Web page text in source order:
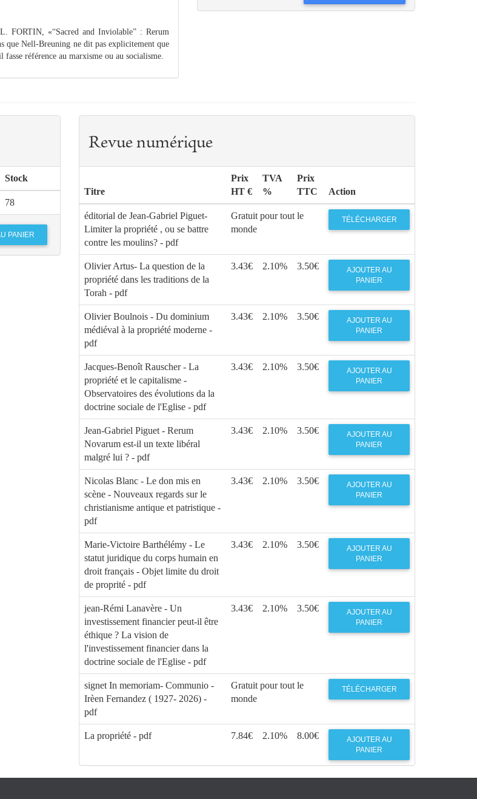
FORTIN, «“Sacred and Inviolable” : Rerum
que Nell-Breuning ne dit pas explicitement que
référence au marxisme ou au socialisme.
Stock
78
Revue numérique
Titre
Prix
HT €
TVA
%
Prix
TTC
Action
éditorial de Jean-Gabriel Piguet-
Limiter la propriété , ou se battre
contre les moulins? - pdf
Gratuit pour tout le
monde
TÉLÉCHARGER
Olivier Artus- La question de la
propriété dans les traditions de la
Torah - pdf
3.43€ 2.10% 3.50€
AJOUTER AU
PANIER
Olivier Boulnois - Du dominium
médiéval à la propriété moderne -
pdf
3.43€ 2.10% 3.50€
AJOUTER AU
PANIER
Jacques-Benoît Rauscher - La
propriété et le capitalisme -
Observatoires des évolutions da la
doctrine sociale de l'Eglise - pdf
3.43€ 2.10% 3.50€
AJOUTER AU
PANIER
Jean-Gabriel Piguet - Rerum
Novarum est-il un texte libéral
malgré lui ? - pdf
3.43€ 2.10% 3.50€
AJOUTER AU
PANIER
Nicolas Blanc - Le don mis en
scène - Nouveaux regards sur le
christianisme antique et patristique -
pdf
3.43€ 2.10% 3.50€
AJOUTER AU
PANIER
Marie-Victoire Barthélémy - Le
statut juridique du corps humain en
droit français - Objet limite du droit
de proprité - pdf
3.43€ 2.10% 3.50€
AJOUTER AU
PANIER
jean-Rémi Lanavère - Un
investissement financier peut-il être
éthique ? La vision de
l'investissement financier dans la
doctrine sociale de l'Eglise - pdf
3.43€ 2.10% 3.50€
AJOUTER AU
PANIER
signet In memoriam- Communio -
Irèen Fernandez ( 1927- 2026) -
pdf
Gratuit pour tout le
monde
TÉLÉCHARGER
La propriété - pdf 7.84€ 2.10% 8.00€
AJOUTER AU
PANIER